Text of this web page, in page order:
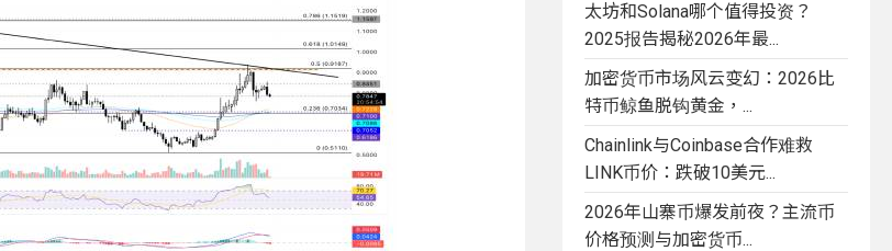
太坊和Solana哪个值得投资？
2025报告揭秘2026年最...
加密货币市场风云变幻：2026比
特币鲸鱼脱钩黄金，...
Chainlink与Coinbase合作难救
LINK币价：跌破10美元...
2026年山寨币爆发前夜？主流币
价格预测与加密货币...